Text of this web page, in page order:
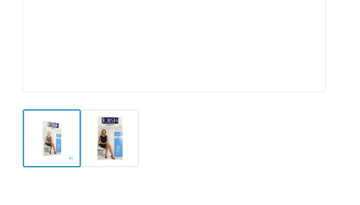
View larger imageView larger image